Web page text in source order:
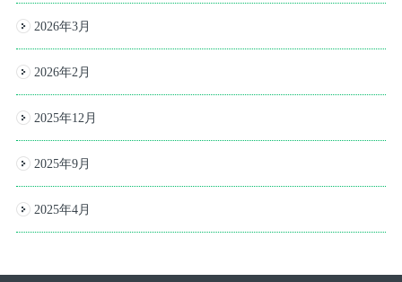
2026年3月
2026年2月
2025年12月
2025年9月
2025年4月